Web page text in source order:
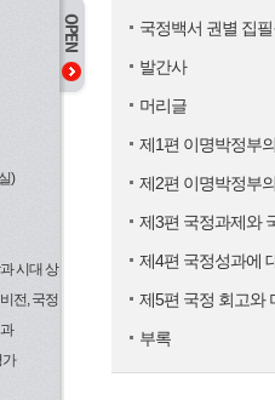
)
시대 상황
전, 국정 5년의 전개
가
국정백서 권별 집
발간사
머리글
제1편 이명박정부
제2편 이명박정부
제3편 국정과제와
제4편 국정성과에
제5편 국정 회고와
부록